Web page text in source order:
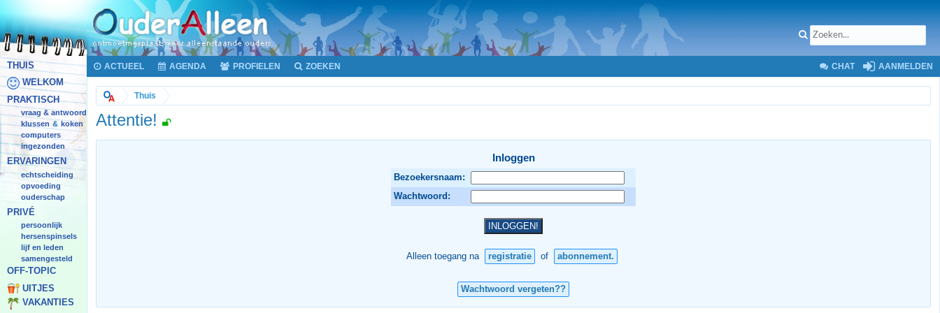
THUIS
WELKOM
PRAKTISCH
vraag & antwoord
klussen & koken
computers
ingezonden
ERVARINGEN
echtscheiding
opvoeding
ouderschap
PRIVÉ
persoonlijk
hersenspinsels
lijf en leden
samengesteld
OFF-TOPIC
UITJES
VAKANTIES
ACTUEEL AGENDA PROFIELEN ZOEKEN CHAT AANMELDEN
Thuis
Attentie!
Inloggen
Bezoekersnaam:
Wachtwoord:
Alleen toegang na registratie of abonnement.
Wachtwoord vergeten??